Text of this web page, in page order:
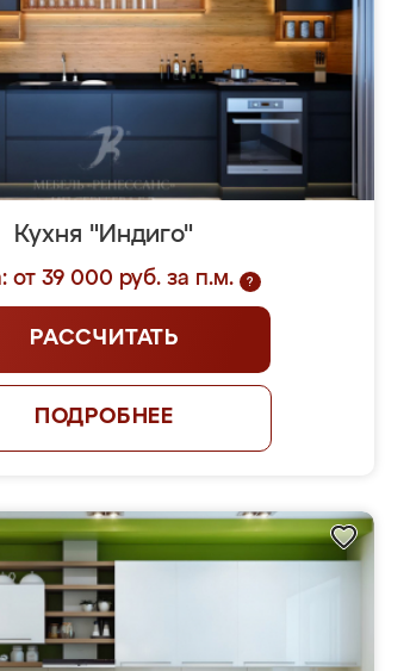
Кухня "Индиго"
от 39 000 руб. за п.м. ?
РАССЧИТАТЬ
ПОДРОБНЕЕ